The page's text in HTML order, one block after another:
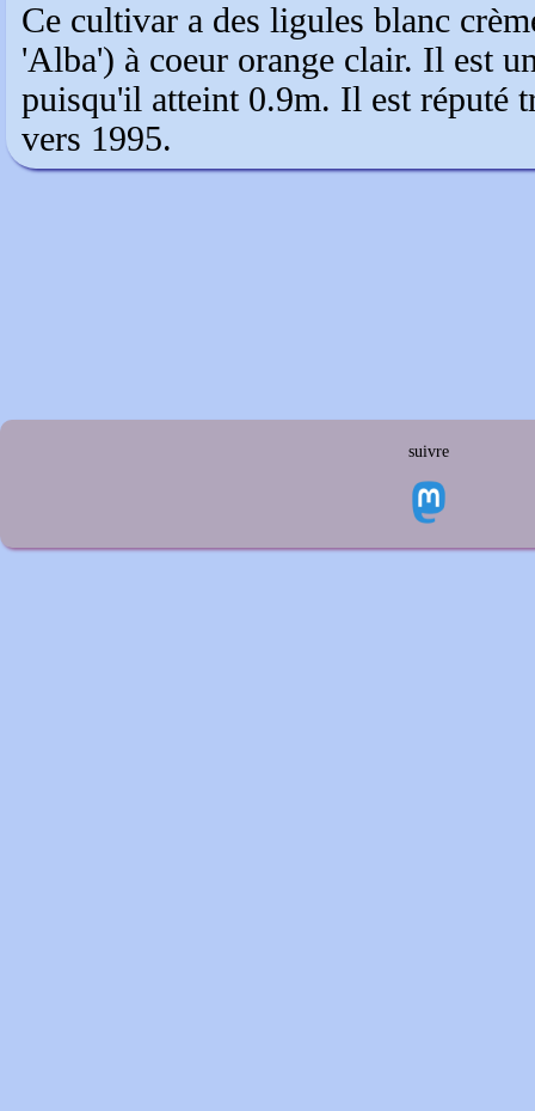
Ce cultivar a des ligules blanc
'Alba') à coeur orange clair. Il est
puisqu'il atteint 0.9m. Il est réputé
vers 1995.
suivre